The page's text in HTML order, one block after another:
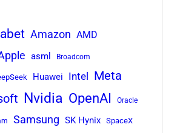
Amazon AMD
asml Broadcom
Huawei Intel Meta
Nvidia OpenAI Oracle
Samsung SK Hynix SpaceX